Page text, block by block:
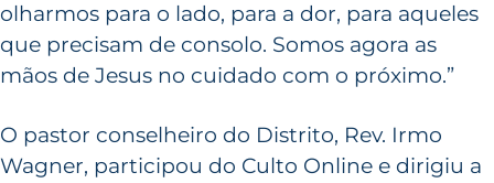
olharmos para o lado, para a dor, para aqueles
que precisam de consolo. Somos agora as
mãos de Jesus no cuidado com o próximo.”
O pastor conselheiro do Distrito, Rev. Irmo
Wagner, participou do Culto Online e dirigiu a